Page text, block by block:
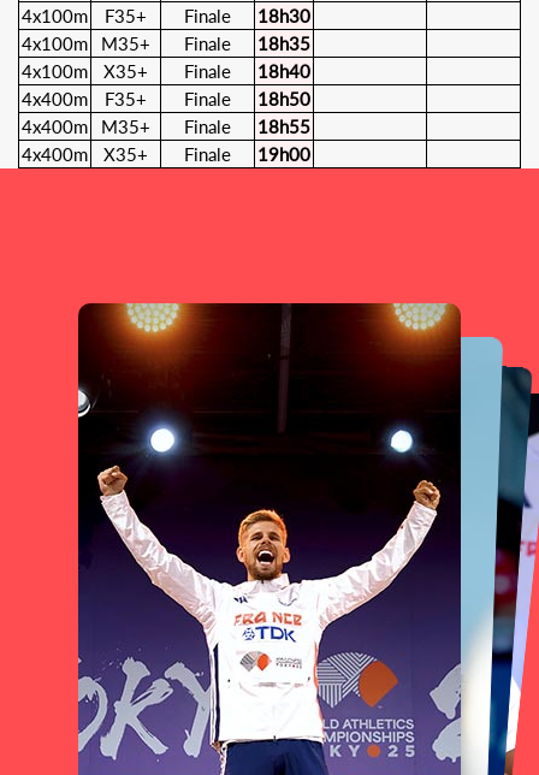
4x100m
F35+ Finale
18h30
4x100m
M35+ Finale
18h35
4x100m
X35+ Finale
18h40
4x400m
F35+ Finale
18h50
4x400m
M35+ Finale
18h55
4x400m
X35+ Finale 19h00